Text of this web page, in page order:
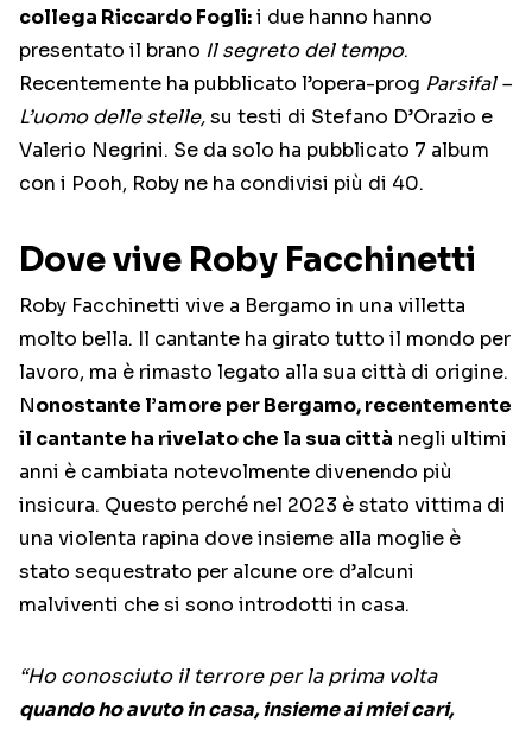
collega Riccardo Fogli:i due hanno hanno
presentato il brano Il segreto del tempo.
Recentemente ha pubblicato l’opera-prog Parsifal –
L’uomo delle stelle,su testi di Stefano D’Orazio e
Valerio Negrini. Se da solo ha pubblicato 7 album
con i Pooh, Roby ne ha condivisi più di 40.
Dove vive Roby Facchinetti
Roby Facchinetti vive a Bergamo in una villetta
molto bella. Il cantante ha girato tutto il mondo per
lavoro, ma è rimasto legato alla sua città di origine.
Nonostante l’amore per Bergamo, recentemente
il cantante ha rivelato che la sua città negli ultimi
anni è cambiata notevolmente divenendo più
insicura. Questo perché nel 2023 è stato vittima di
una violenta rapina dove insieme alla moglie è
stato sequestrato per alcune ore d’alcuni
malviventi che si sono introdotti in casa.
“Ho conosciuto il terrore per la prima volta
quando ho avuto in casa, insieme ai miei cari,